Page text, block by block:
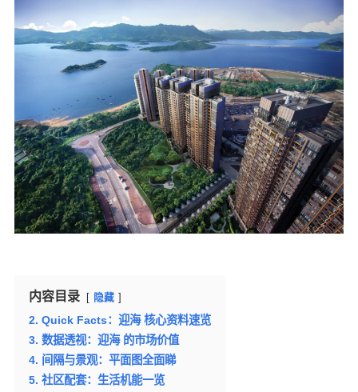
内容目录 隐藏
2. Quick Facts：迎海 核心资料速览
3. 数据透视：迎海 的市场价值
4. 间隔与景观：平面图全面睇
5. 社区配套：生活机能一览